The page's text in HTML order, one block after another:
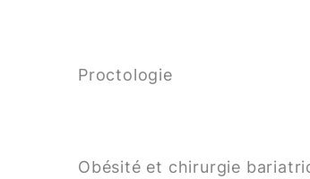
Proctologie
Obésité et chirurgie